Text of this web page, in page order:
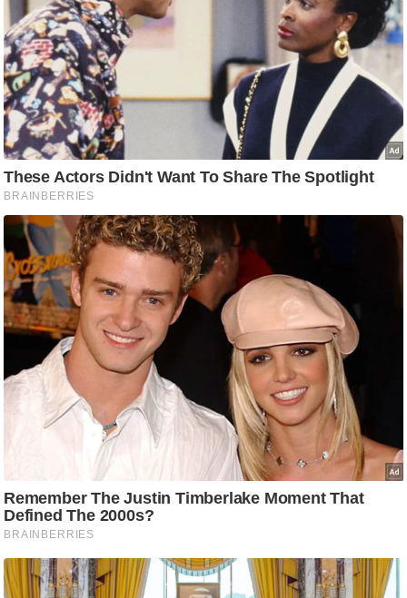
त्रा
रि
ले
श
न
शि
प
रा
ज
नी
ति
वि
श्ले
ष
स
क
मा
तृ
भू